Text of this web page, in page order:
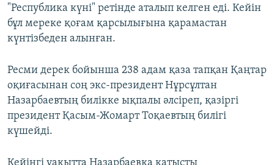
"Республика күні" ретінде аталып келген еді. Кейін
бұл мереке қоғам қарсылығына қарамастан
күнтізбеден алынған.
Ресми дерек бойынша 238 адам қаза тапқан Қаңтар
оқиғасынан соң экс-президент Нұрсұлтан
Назарбаевтың билікке ықпалы әлсіреп, қазіргі
президент Қасым-Жомарт Тоқаевтың билігі
күшейді.